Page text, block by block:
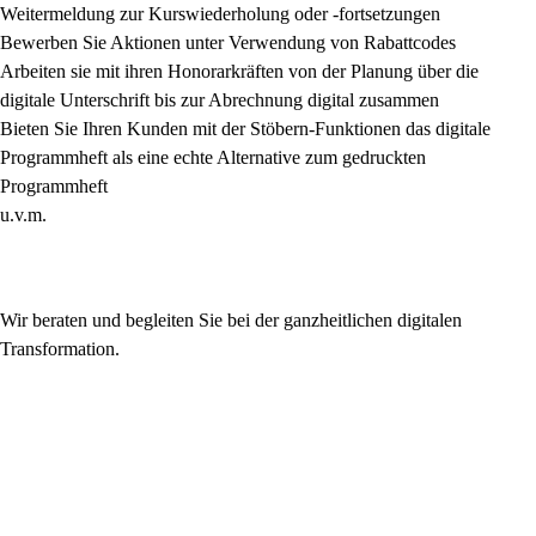
Weitermeldung zur Kurswiederholung oder -fortsetzungen
Bewerben Sie Aktionen unter Verwendung von Rabattcodes
Arbeiten sie mit ihren Honorarkräften von der Planung über die
digitale Unterschrift bis zur Abrechnung digital zusammen
Bieten Sie Ihren Kunden mit der Stöbern-Funktionen das digitale
Programmheft als eine echte Alternative zum gedruckten
Programmheft
u.v.m.
Wir beraten und begleiten Sie bei der ganzheitlichen digitalen
Transformation.